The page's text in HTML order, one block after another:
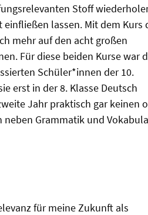
Stoff
lassen. Mit dem Kurs
mehr auf den acht großen
Für diese beiden Kurse war
Schüler*innen der 10.
erst in der 8. Klasse Deutsch
Jahr praktisch gar keinen
Grammatik und
für meine Zukunft als